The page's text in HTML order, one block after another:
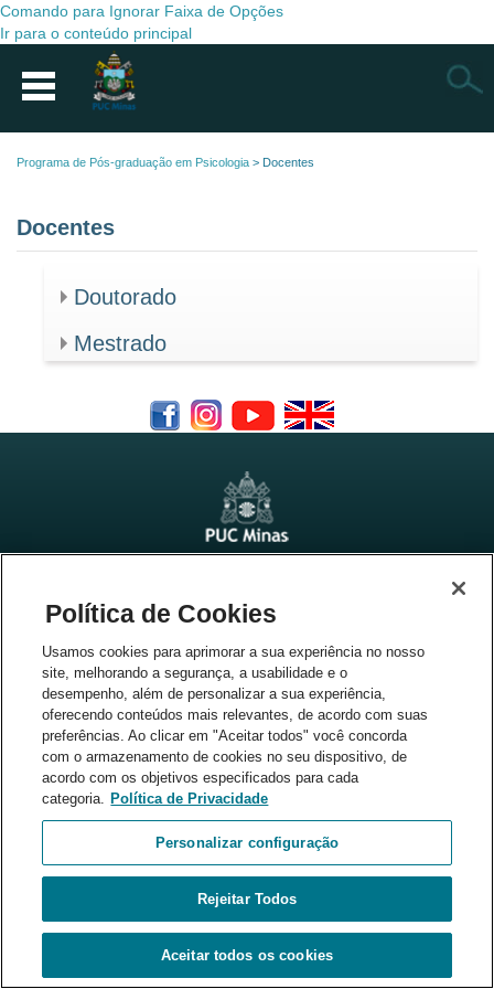
Comando para Ignorar Faixa de Opções
Ir para o conteúdo principal
Programa de Pós-graduação em Psicologia > Docentes
Docentes
Doutorado
Mestrado
Política de Cookies
Usamos cookies para aprimorar a sua experiência no nosso
site, melhorando a segurança, a usabilidade e o
desempenho, além de personalizar a sua experiência,
oferecendo conteúdos mais relevantes, de acordo com suas
preferências. Ao clicar em "Aceitar todos" você concorda
com o armazenamento de cookies no seu dispositivo, de
acordo com os objetivos especificados para cada
categoria. Política de Privacidade
Personalizar configuração
Rejeitar Todos
Aceitar todos os cookies